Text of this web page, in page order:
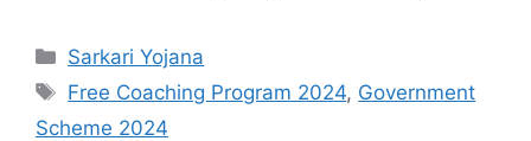
Categories
Sarkari Yojana
Tags
Free Coaching Program 2024, Government
Scheme 2024